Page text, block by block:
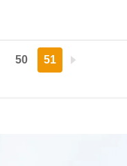
50 51